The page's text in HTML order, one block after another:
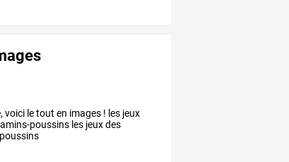
le tout en images ! les jeux
poussins les jeux des